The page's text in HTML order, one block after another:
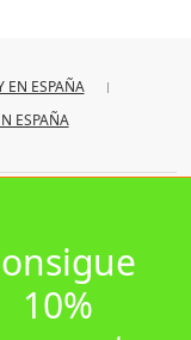
EN ESPAÑA
ESPAÑA
10%